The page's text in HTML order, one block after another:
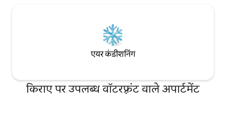
एयर कंडीशनिंग
किराए पर उपलब्ध वॉटरफ़्रंट वाले अपार्टमेंट